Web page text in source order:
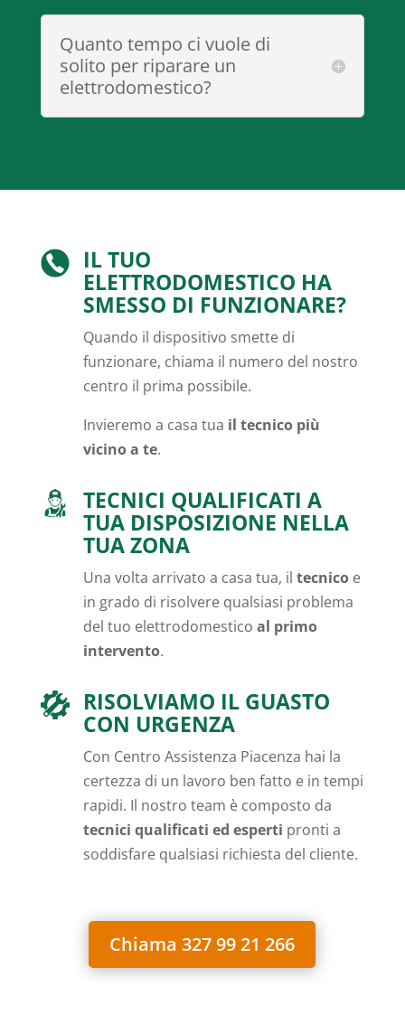
Quanto tempo ci vuole di
solito per riparare un
elettrodomestico?
IL TUO
ELETTRODOMESTICO HA
SMESSO DI FUNZIONARE?
Quando il dispositivo smette di
funzionare, chiama il numero del nostro
centro il prima possibile.
Invieremo a casa tua il tecnico più
vicino a te.
TECNICI QUALIFICATI A
TUA DISPOSIZIONE NELLA
TUA ZONA
Una volta arrivato a casa tua, il tecnicoe
in grado di risolvere qualsiasi problema
del tuo elettrodomestico al primo
intervento.
RISOLVIAMO IL GUASTO
CON URGENZA
Con Centro Assistenza Piacenza hai la
certezza di un lavoro ben fatto e in tempi
rapidi. Il nostro team è composto da
tecnici qualificati ed esperti pronti a
soddisfare qualsiasi richiesta del cliente.
Chiama 327 99 21 266